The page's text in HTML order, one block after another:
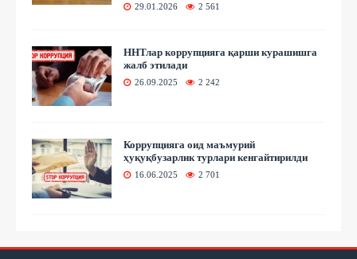
29.01.2026 2 561
ННТлар коррупцияга қарши курашишга
жалб этилади
26.09.2025 2 242
Коррупцияга оид маъмурий
ҳуқуқбузарлик турлари кенгайтирилди
16.06.2025 2 701